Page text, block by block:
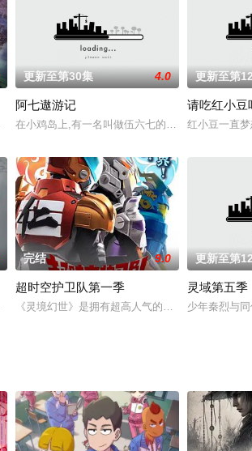
西行小队离散后，沙悟净下阴界救师父;八戒在黑水
更新至第30集 4.0
阿七遨游记
在小鸡岛上,有一名叫做伍六七的刺客。因缘际会
更新至第
请吃红小豆
红小豆一直
者，却遭歹人暗算，陨落大陆禁地死亡峡谷。必死
完结 9.0
超时空护卫队第一季
《灵境幻世》是拥有超高人气的虚拟现实游戏，
更新至第
灵域第五季
少年秦烈与